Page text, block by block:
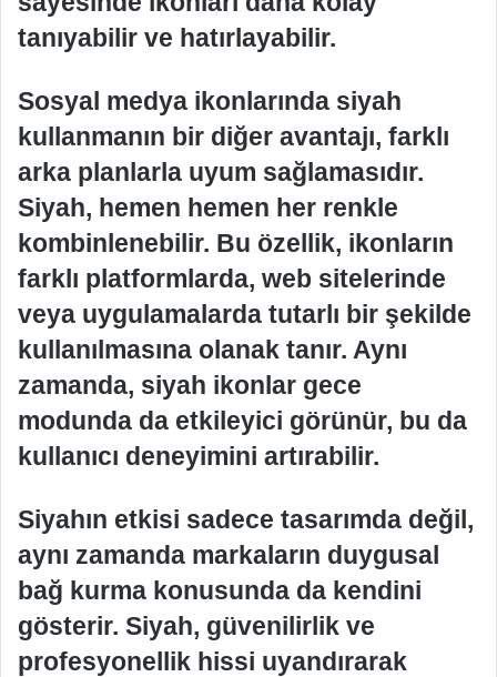
tanıyabilir ve hatırlayabilir.
Sosyal medya ikonlarında siyah
kullanmanın bir diğer avantajı, farklı
arka planlarla uyum sağlamasıdır.
Siyah, hemen hemen her renkle
kombinlenebilir. Bu özellik, ikonların
farklı platformlarda, web sitelerinde
veya uygulamalarda tutarlı bir şekilde
kullanılmasına olanak tanır. Aynı
zamanda, siyah ikonlar gece
modunda da etkileyici görünür, bu da
kullanıcı deneyimini artırabilir.
Siyahın etkisi sadece tasarımda değil,
aynı zamanda markaların duygusal
bağ kurma konusunda da kendini
gösterir. Siyah, güvenilirlik ve
profesyonellik hissi uyandırarak